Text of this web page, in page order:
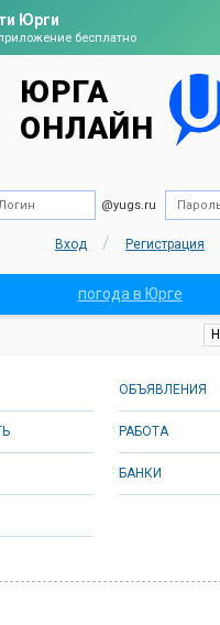
Юрги
бесплатно
ЮРГА
ОНЛАЙН
@yugs.ru
Вход / Регистрация
погода в Юрге
ОБЪЯВЛЕНИЯ
РАБОТА
БАНКИ